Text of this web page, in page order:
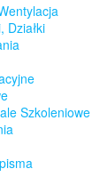
Działki
Szkoleniowe